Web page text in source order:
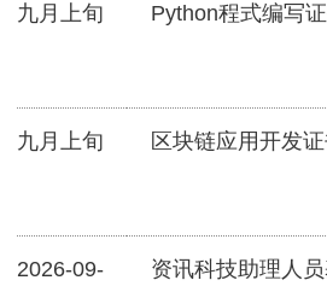
九月上旬 Python程式编写
九月上旬 区块链应用开发
2026-09-
资讯科技助理人